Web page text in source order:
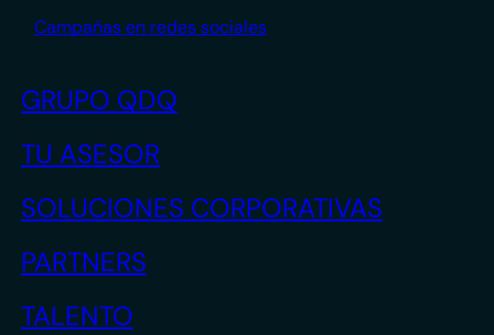
Campañas en redes sociales
GRUPO QDQ
TU ASESOR
SOLUCIONES CORPORATIVAS
PARTNERS
TALENTO